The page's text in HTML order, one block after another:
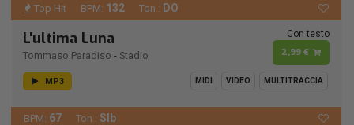
Top Hit BPM: 132 Ton.: DO
L'ultima Luna
Tommaso Paradiso - Stadio
Con testo
2,99 €
MP3 MIDI VIDEO MULTITRACCIA
BPM: 67 Ton.: SIb